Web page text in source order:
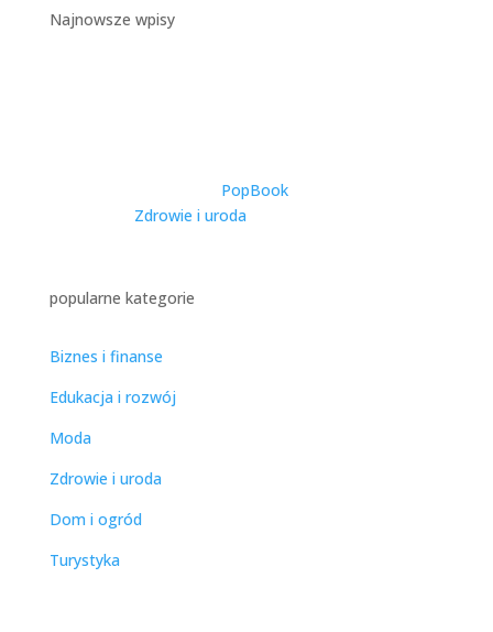
Najnowsze wpisy
PopBook|
Zdrowie i uroda
popularne kategorie
Biznes i finanse
Edukacja i rozwój
Moda
Zdrowie i uroda
Dom i ogród
Turystyka